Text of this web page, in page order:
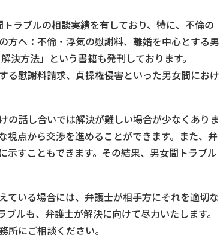
ラブルの相談実績を有しており、特に、不倫の
方へ：不倫・浮気の慰謝料、離婚を中心とする男
決方法」という書籍も発刊しております。
る慰謝料請求、貞操権侵害といった男女間におけ
の話し合いでは解決が難しい場合が少なくありま
点から交渉を進めることができます。また、弁
すこともできます。その結果、男女間トラブル
ている場合には、弁護士が相手方にそれを適切な
ルも、弁護士が解決に向けて尽力いたします。
にご相談ください。